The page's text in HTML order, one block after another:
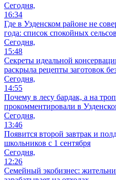
Сегодня,
16:34
Где в Узденском районе не
года: список спокойных
Сегодня,
15:48
Секреты идеальной
раскрыла рецепты заготовок
Сегодня,
14:55
Почему в лесу бардак, а на
прокомментировали в
Сегодня,
13:46
Появится второй завтрак и
школьников с 1 сентября
Сегодня,
12:26
Семейный экобизнес: